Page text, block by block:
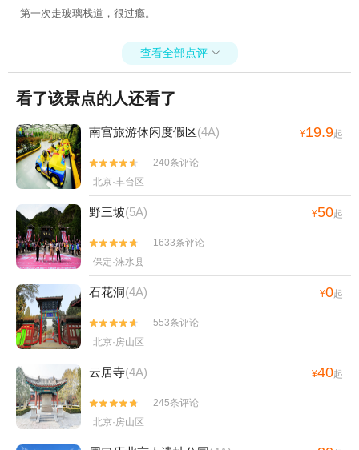
第一次走玻璃栈道，很过瘾。
查看全部点评 
看了该景点的人还看了
南宫旅游休闲度假区(4A) ¥19.9起


240条评论
北京·丰台区
野三坡(5A) ¥50起


1633条评论
保定·涞水县
石花洞(4A) ¥0起


553条评论
北京·房山区
云居寺(4A) ¥40起


245条评论
北京·房山区